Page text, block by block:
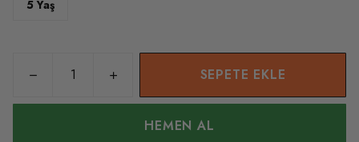
5 Yaş
SEPETE EKLE
HEMEN AL